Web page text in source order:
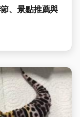
、景點推薦與